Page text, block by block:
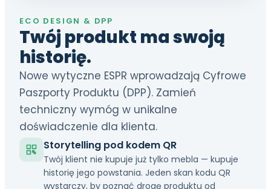
ECO DESIGN & DPP
Twój produkt ma swoją
historię.
Nowe wytyczne ESPR wprowadzają Cyfrowe
Paszporty Produktu (DPP). Zamień
techniczny wymóg w unikalne
doświadczenie dla klienta.
Storytelling pod kodem QR
Twój klient nie kupuje już tylko mebla — kupuje
historię jego powstania. Jeden skan kodu QR
wystarczy, by poznać drogę produktu od